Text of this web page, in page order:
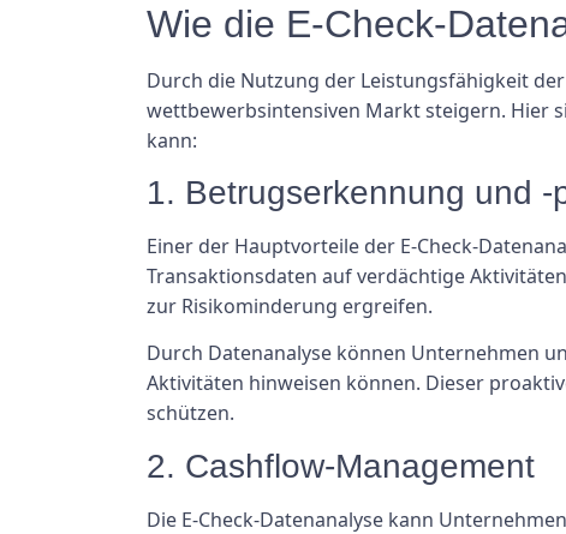
Wie die E-Check-
Durch die Nutzung der Leistungsfähigkeit
wettbewerbsintensiven Markt steigern. Hier
kann:
1. Betrugserkennung und -
Einer der Hauptvorteile der E-Check-
Transaktionsdaten auf verdächtige
zur Risikominderung ergreifen.
Durch Datenanalyse können Unternehmen
Aktivitäten hinweisen können. Dieser
schützen.
2. Cashflow-Management
Die E-Check-Datenanalyse kann